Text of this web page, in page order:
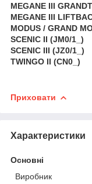
MEGANE III
MEGANE III
MODUS / GRAND
SCENIC II (JM0/1_)
SCENIC III (JZ0/1_)
TWINGO II (CN0_)
Приховати
Характеристики
Основні
Виробник